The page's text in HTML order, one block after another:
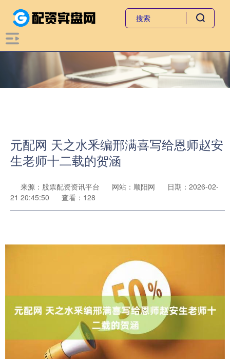
元配网 天之水釆编邢满喜写给恩师赵安
生老师十二载的贺涵
来源：股票配资资讯平台 网站：顺阳网
日期：2026-02-
21 20:45:50
查看：128